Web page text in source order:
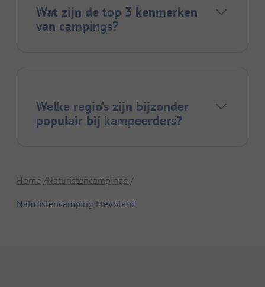
Wat zijn de top 3 kenmerken
van campings?
Welke regio's zijn bijzonder
populair bij kampeerders?
Home
Naturistencampings
Naturistencamping Flevoland